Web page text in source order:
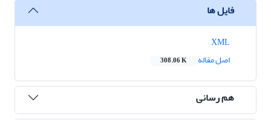
فایل ها
اصل مقاله
308.06 K
هم رسانی